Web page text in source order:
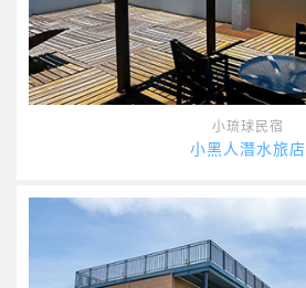
小琉球民宿
小黑人潛水旅店